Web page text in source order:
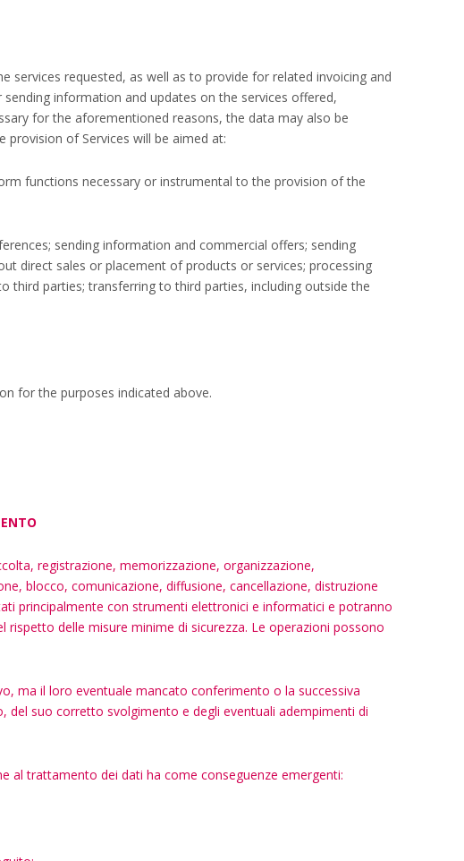
services requested, as well as to provide for related invoicing and
information and updates on the services offered,
for the aforementioned reasons, the data may also be
of Services will be aimed at:
functions necessary or instrumental to the provision of the
sending information and commercial offers; sending
direct sales or placement of products or services; processing
third parties; transferring to third parties, including outside the
for the purposes indicated above.
registrazione, memorizzazione, organizzazione,
blocco, comunicazione, diffusione, cancellazione, distruzione
principalmente con strumenti elettronici e informatici e potranno
delle misure minime di sicurezza. Le operazioni possono
ma il loro eventuale mancato conferimento o la successiva
del suo corretto svolgimento e degli eventuali adempimenti di
al trattamento dei dati ha come conseguenze emergenti: